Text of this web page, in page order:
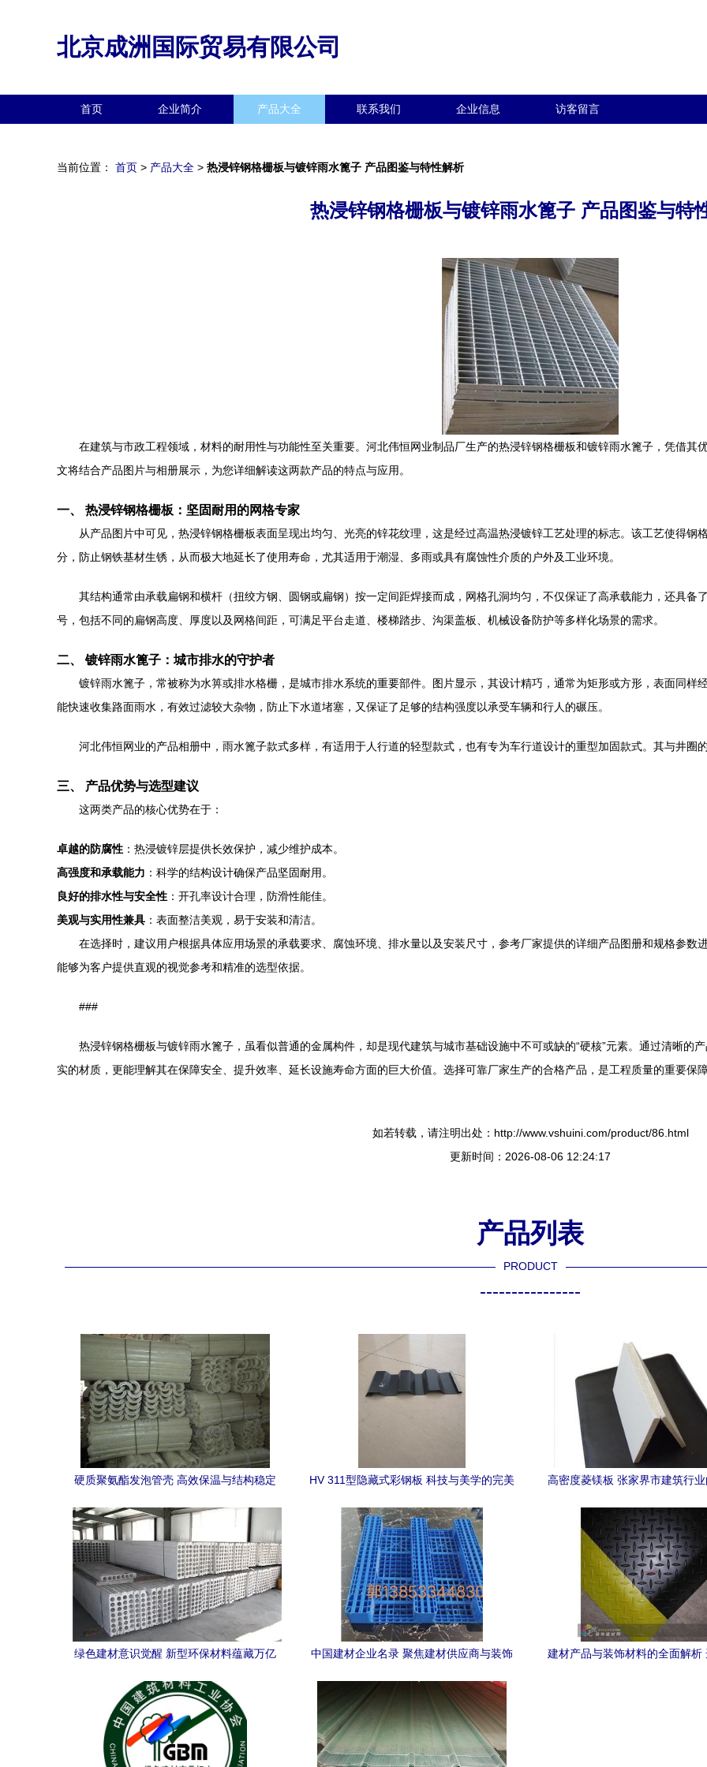
北京成洲国际贸易有限公司
首页 企业简介 产品大全 联系我们 企业信息 访客留言
当前位置： 首页 > 产品大全 > 热浸锌钢格栅板与镀锌雨水篦子 产品图鉴与特性解析
热浸锌钢格栅板与镀锌雨水篦子 产品图鉴与特
在建筑与市政工程领域，材料的耐用性与功能性至关重要。河北伟恒网业制品厂生产的热浸锌钢格栅板和镀锌雨水篦子，凭借其
文将结合产品图片与相册展示，为您详细解读这两款产品的特点与应用。
一、 热浸锌钢格栅板：坚固耐用的网格专家
从产品图片中可见，热浸锌钢格栅板表面呈现出均匀、光亮的锌花纹理，这是经过高温热浸镀锌工艺处理的标志。该工艺使得
分，防止钢铁基材生锈，从而极大地延长了使用寿命，尤其适用于潮湿、多雨或具有腐蚀性介质的户外及工业环境。
其结构通常由承载扁钢和横杆（扭绞方钢、圆钢或扁钢）按一定间距焊接而成，网格孔洞均匀，不仅保证了高承载能力，还具备
号，包括不同的扁钢高度、厚度以及网格间距，可满足平台走道、楼梯踏步、沟渠盖板、机械设备防护等多样化场景的需求。
二、 镀锌雨水篦子：城市排水的守护者
镀锌雨水篦子，常被称为水箅或排水格栅，是城市排水系统的重要部件。图片显示，其设计精巧，通常为矩形或方形，表面同样
能快速收集路面雨水，有效过滤较大杂物，防止下水道堵塞，又保证了足够的结构强度以承受车辆和行人的碾压。
河北伟恒网业的产品相册中，雨水篦子款式多样，有适用于人行道的轻型款式，也有专为车行道设计的重型加固款式。其与井圈
三、 产品优势与选型建议
这两类产品的核心优势在于：
卓越的防腐性 ：热浸镀锌层提供长效保护，减少维护成本。
高强度和承载能力 ：科学的结构设计确保产品坚固耐用。
良好的排水性与安全性 ：开孔率设计合理，防滑性能佳。
美观与实用性兼具 ：表面整洁美观，易于安装和清洁。
在选择时，建议用户根据具体应用场景的承载要求、腐蚀环境、排水量以及安装尺寸，参考厂家提供的详细产品图册和规格参数
能够为客户提供直观的视觉参考和精准的选型依据。
###
热浸锌钢格栅板与镀锌雨水篦子，虽看似普通的金属构件，却是现代建筑与城市基础设施中不可或缺的“硬核”元素。通过清晰的
实的材质，更能理解其在保障安全、提升效率、延长设施寿命方面的巨大价值。选择可靠厂家生产的合格产品，是工程质量的重要保
如若转载，请注明出处：http://www.vshuini.com/product/86.html
更新时间：2026-08-06 12:24:17
产品列表
PRODUCT
----------------
硬质聚氨酯发泡管壳 高效保温与结构稳定
产品展示
HV 311型隐藏式彩钢板 科技与美学的完美
高密度菱镁板 张家界市建筑行
绿色建材意识觉醒 新型环保材料蕴藏万亿
中国建材企业名录 聚焦建材供应商与装饰
建材产品与装饰材料的全面解析